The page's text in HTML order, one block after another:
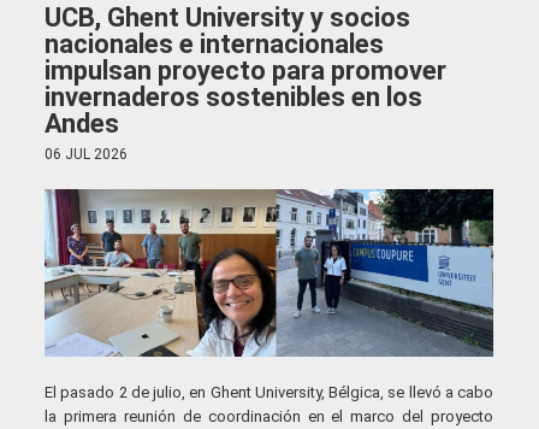
UCB, Ghent University y socios
nacionales e internacionales
impulsan proyecto para promover
invernaderos sostenibles en los
Andes
06 JUL 2026
El pasado 2 de julio, en Ghent University, Bélgica, se llevó a cabo
la primera reunión de coordinación en el marco del proyecto